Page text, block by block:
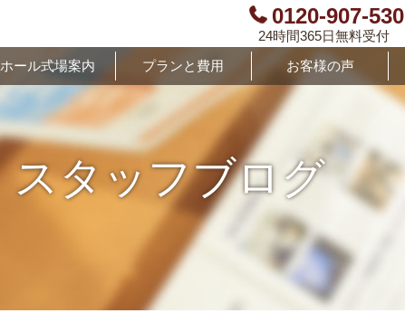
0120-907-530
24時間365日無料受付
ホール式場案内 プランと費用 お客様の声
スタッフブログ